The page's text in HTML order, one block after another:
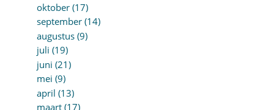
oktober (17)
september (14)
augustus (9)
juli (19)
juni (21)
mei (9)
april (13)
maart (17)